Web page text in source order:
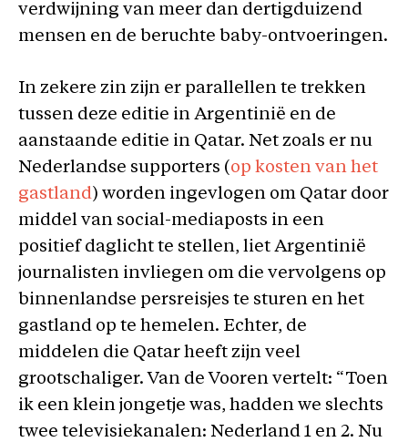
verdwijning van meer dan dertigduizend
mensen en de beruchte baby-ontvoeringen.
In zekere zin zijn er parallellen te trekken
tussen deze editie in Argentinië en de
aanstaande editie in Qatar. Net zoals er nu
Nederlandse supporters (op kosten van het
gastland) worden ingevlogen om Qatar door
middel van social-mediaposts in een
positief daglicht te stellen, liet Argentinië
journalisten invliegen om die vervolgens op
binnenlandse persreisjes te sturen en het
gastland op te hemelen. Echter, de
middelen die Qatar heeft zijn veel
grootschaliger. Van de Vooren vertelt: “Toen
ik een klein jongetje was, hadden we slechts
twee televisiekanalen: Nederland 1 en 2. Nu